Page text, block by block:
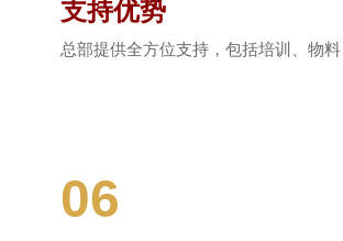
支持优势
总部提供全方位支持，包括培训、物
06